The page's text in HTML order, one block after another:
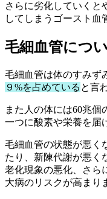
さらに劣化していくと
してしまうゴースト血
毛細血管につ
毛細血管は体のすみず
９%を占めている と言
また人の体には60兆
一つに酸素や栄養を届
毛細血管の状態が悪く
たり、新陳代謝が悪く
老化現象の悪化、さら
大病のリスクが高まり